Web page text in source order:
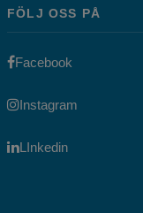
FÖLJ OSS PÅ
Facebook
Instagram
LInkedinLänk till